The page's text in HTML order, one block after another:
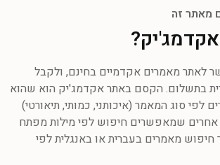
מאתר זה
לאתר מאמרים אקדמיים בחינם, ולקבל
בתשלום. הקסם באתר אקדמג'יק הוא שהוא
סוג המאמר (איכותני, כמותי, תיאורטי)
אחרים שמאפשרים חיפוש לפי מילות מפתח
מאמרים בעברית או באנגלית לפי